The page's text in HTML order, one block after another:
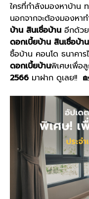
ใครที่กำลังมองหาบ้าน
นอกจากจะต้องมองหา
บ้าน สินเชื่อบ้าน อีกด้ว
ดอกเบี้ยบ้าน สินเชื่อบ้า
ซื้อบ้าน คอนโด ธนาคา
ดอกเบี้ยบ้านพิเศษเพื่อ
2566 มาฝาก ดูเลย!!